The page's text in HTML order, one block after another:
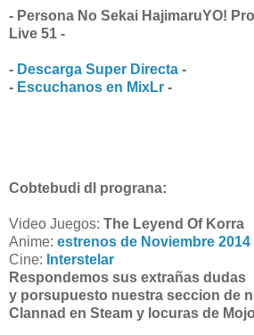
- Persona No Sekai HajimaruYO!
Live 51 -
- Descarga Super Directa -
- Escuchanos en MixLr -
Cobtebudi dl prograna:
Video Juegos: The Leyend Of Korra
Anime: estrenos de Noviembre 2014
Cine: Interstelar
Respondemos sus extrañas dudas
y porsupuesto nuestra seccion de
Clannad en Steam y locuras de